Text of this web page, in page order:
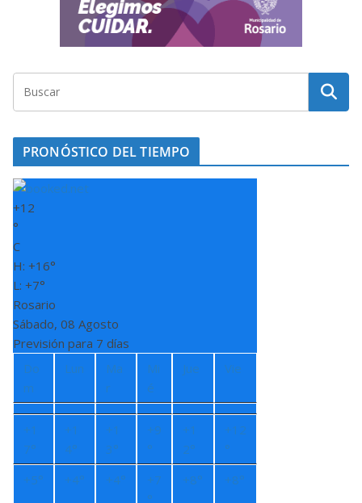
PRONÓSTICO DEL TIEMPO
+12
°
C
H: +16°
L: +7°
Rosario
Sábado, 08 Agosto
Previsión para 7 días
Do
m
Lun
Ma
r
Mi
é
Jue Vie
+1
7°
+1
4°
+1
3°
+9
°
+1
2°
+12
°
+5° +4° +4° +7
°
+8° +8°